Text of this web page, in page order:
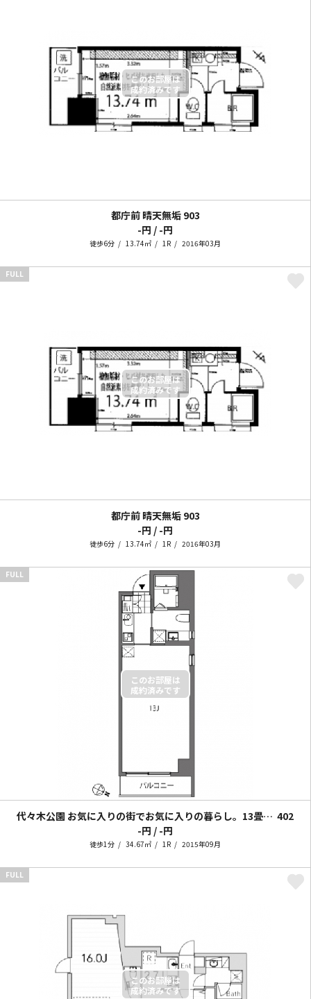
都庁前 晴天無垢 903
-円 / -円
徒歩6分 13.74㎡ 1R 2016年03月
FULL
都庁前 晴天無垢 903
-円 / -円
徒歩6分 13.74㎡ 1R 2016年03月
FULL
代々木公園 お気に入りの街でお気に入りの暮らし。13畳ワンルーム。 402
-円 / -円
徒歩1分 34.67㎡ 1R 2015年09月
FULL